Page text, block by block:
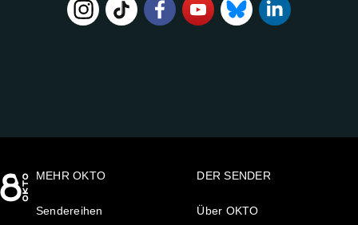
MEHR OKTO
Sendereihen
DER SENDER
Über OKTO